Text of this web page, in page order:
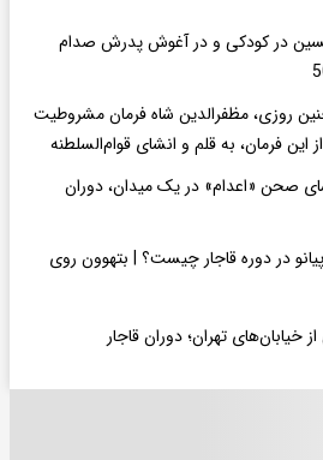
در کودکی و در آغوش پدرش صدام
روزی، مظفرالدین شاه فرمان مشروطیت
این فرمان، به قلم و انشای قوام‌السلطنه
صحن «اعدام» در یک میدان، دوران
در دوره قاجار چیست؟ | بتهوون روی
خیابان‌های تهران؛ دوران قاجار